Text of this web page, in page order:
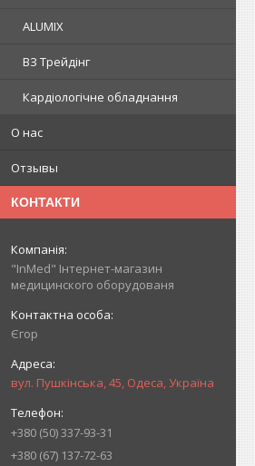
ALUMIX
ВЗ Трейдінг
Кардіологічне обладнання
О нас
Отзывы
КОНТАКТИ
"InMed" Інтернет-магазин
медицинского оборудованя
Єгор
вул. Пушкінська, 45, Одеса, Україна
+380 (50) 337-93-31
+380 (67) 137-72-63